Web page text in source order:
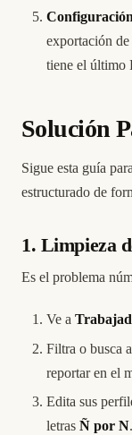
exportación
tiene el último
Solución
Sigue esta guía
estructurado de
1. Limpieza
Es el problema
Ve a
Filtra o busca
reportar en el
Edita sus
letras Ñ por N